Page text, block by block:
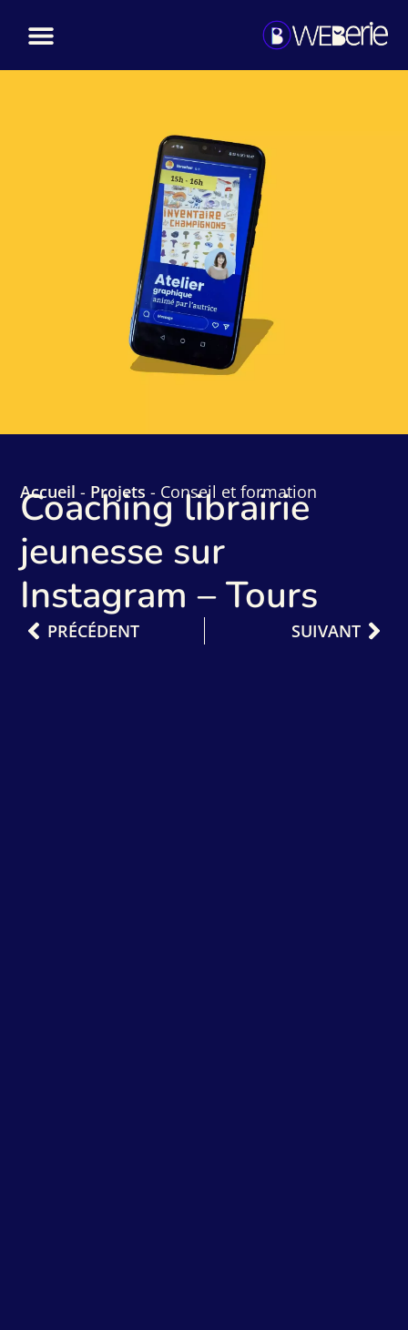
Accueil - Projets - Conseil et formation
Coaching librairie
jeunesse sur
Instagram – Tours
PRÉCÉDENT SUIVANT